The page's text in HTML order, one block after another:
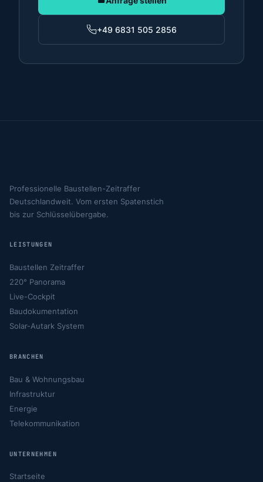
+49 6831 505 2856
Professionelle Baustellen-Zeitraffer
Deutschlandweit. Vom ersten Spatenstich
bis zur Schlüsselübergabe.
LEISTUNGEN
Baustellen Zeitraffer
220° Panorama
Live-Cockpit
Baudokumentation
Solar-Autark System
BRANCHEN
Bau & Wohnungsbau
Infrastruktur
Energie
Telekommunikation
UNTERNEHMEN
Startseite